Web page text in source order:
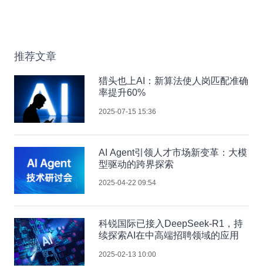
推荐文章
猎头也上AI：新算法使人岗匹配准确
率提升60%
2025-07-15 15:36
AI Agent引领人才市场新变革：大模
型驱动的跨界探索
2025-04-22 09:54
科锐国际已接入DeepSeek-R1，持
续探索AI在中高端招聘领域的应用
2025-02-13 10:00